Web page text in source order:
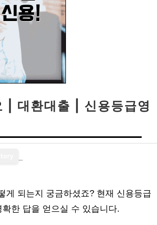
| 대환대출 | 신용등급영
게 되는지 궁금하셨죠? 현재 신용등급
한 답을 얻으실 수 있습니다.